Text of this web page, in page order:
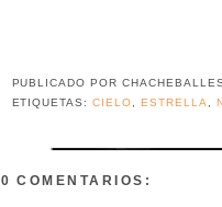
PUBLICADO PORCHACHEBALLES
ETIQUETAS:CIELO ,ESTRELLA
0 COMENTARIOS: